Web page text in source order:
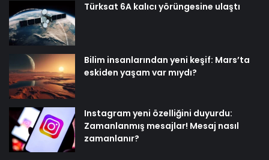
Türksat 6A kalıcı yörüngesine ulaştı
Bilim insanlarından yeni keşif: Mars’ta
eskiden yaşam var mıydı?
Instagram yeni özelliğini duyurdu:
Zamanlanmış mesajlar! Mesaj nasıl
zamanlanır?